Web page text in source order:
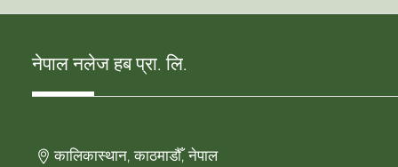
नेपाल नलेज हब प्रा. लि.
कालिकास्थान, काठमाडौँ, नेपाल